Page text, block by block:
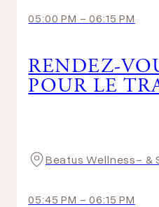
05:00 PM -06:15 PM
RENDEZ-
POUR LE
Beatus Wellness- &
05:45 PM -06:15 PM